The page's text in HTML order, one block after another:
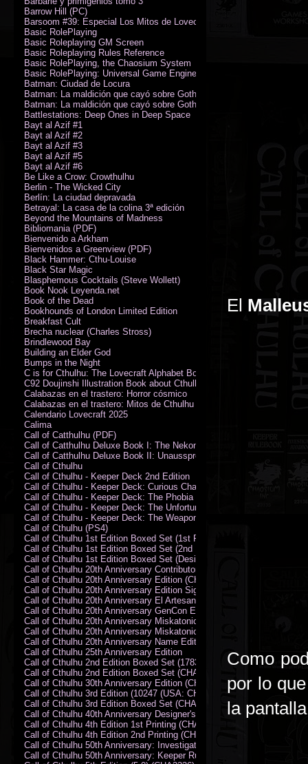
El
Como
por lo
la
Barrow Hill (PC)
Barsoom #39: Especial Los Mitos de Lovecraft
Basic RolePlaying
Basic Roleplaying GM Screen
Basic Roleplaying Rules Reference
Basic RolePlaying, the Chaosium System
Basic RolePlaying: Universal Game Engine (PDF)
Batman: Ciudad de Locura
Batman: La maldición que cayó sobre Gotham
Batman: La maldición que cayó sobre Gotham
Battlestations: Deep Ones in Deep Space
Bayt al Azif #1
Bayt al Azif #2
Bayt al Azif #3
Bayt al Azif #5
Bayt al Azif #6
Be Like a Crow: Crowthulhu
Berlin - The Wicked City
Berlín: La ciudad depravada
Betrayal: La casa de la colina 3ª edición
Beyond the Mountains of Madness
Bibliomania (PDF)
Bienvenido a Arkham
Bienvenidos a Greenview (PDF)
Black Hammer: Cthu-Louise
Black Star Magic
Blasphemous Cocktails (Steve Wollett)
Book Nook Leyenda.net
Book of the Dead
Bookhounds of London Limited Edition
Breakfast Cult
Brecha nuclear (Charles Stross)
Brindlewood Bay
Building an Elder God
Bumps in the Night
C is for Cthulhu: The Lovecraft Alphabet Board Book
C92 Doujinshi Illustration Book about Cthulhu Mythos
Calabazas en el trastero: Horror cósmico
Calabazas en el trastero: Mitos de Cthulhu
Calendario Lovecraft 2025
Calima
Call of Catthulhu (PDF)
Call of Catthulhu Deluxe Book I: The Nekonomikon
Call of Catthulhu Deluxe Book II: Unaussprechlichen Katzen
Call of Cthulhu
Call of Cthulhu - Keeper Deck 2nd Edition
Call of Cthulhu - Keeper Deck: Curious Charecter Deck
Call of Cthulhu - Keeper Deck: The Phobia Deck
Call of Cthulhu - Keeper Deck: The Unfortunate Events Deck
Call of Cthulhu - Keeper Deck: The Weapons and Artifacts Deck
Call of Cthulhu (PS4)
Call of Cthulhu 1st Edition Boxed Set (1st Printing) (CHA2009-X)
Call of Cthulhu 1st Edition Boxed Set (2nd Printing) (CHA2009-X)
Call of Cthulhu 1st Edition Boxed Set (Designer's Edition)
Call of Cthulhu 20th Anniversary Contributor Edition
Call of Cthulhu 20th Anniversary Edition (CHA2399)
Call of Cthulhu 20th Anniversary Edition Signed by Sandy Petersen
Call of Cthulhu 20th Anniversary El Artesano del Rey Edition
Call of Cthulhu 20th Anniversary GenCon Edition
Call of Cthulhu 20th Anniversary Miskatonic University Library Edition
Call of Cthulhu 20th Anniversary Miskatonic University Library Edition
Call of Cthulhu 20th Anniversary Name Edition
Call of Cthulhu 25th Anniversary Edition
Call of Cthulhu 2nd Edition Boxed Set (178301)
Call of Cthulhu 2nd Edition Boxed Set (CHA2301-X)
Call of Cthulhu 30th Anniversary Edition (CHA23126)
Call of Cthulhu 3rd Edition (10247 (USA: CHA2317-H))
Call of Cthulhu 3rd Edition Boxed Set (CHA2301-X)
Call of Cthulhu 40th Anniversary Designer's Edition 2009-DX
Call of Cthulhu 4th Edition 1st Printing (CHA2324)
Call of Cthulhu 4th Edition 2nd Printing (CHA2324)
Call of Cthulhu 50th Anniversary: Investigator Handbook (PDF)
Call of Cthulhu 50th Anniversary: Keeper Rulebook (PDF)